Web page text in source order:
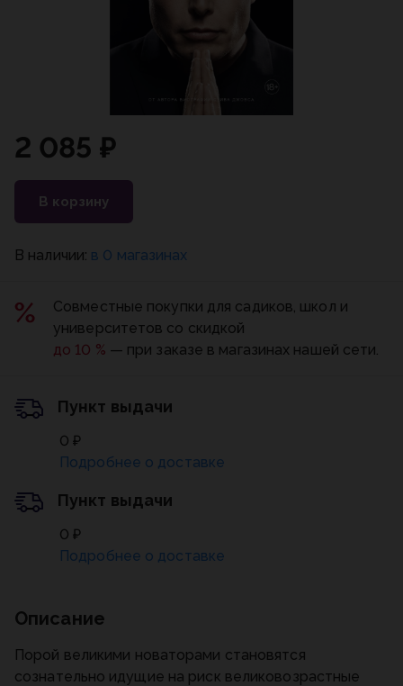
Описание
Порой великими новаторами становятся
сознательно идущие на риск великовозрастные
2 085 ₽
В корзину
В наличии: в 0 магазинах
Совместные покупки для садиков, школ и
университетов со скидкой
до 10 % — при заказе в магазинах нашей сети.
Пункт выдачи
0 ₽
Подробнее о доставке
Пункт выдачи
0 ₽
Подробнее о доставке